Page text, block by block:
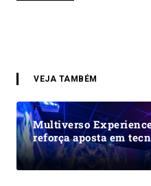
VEJA TAMBÉM
Multiverso
reforça aposta em